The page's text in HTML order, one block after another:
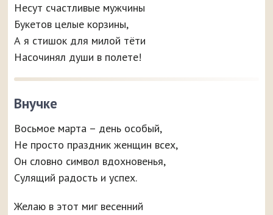
Несут счастливые мужчины
Букетов целые корзины,
А я стишок для милой тёти
Насочинял души в полете!
Внучке
Восьмое марта – день особый,
Не просто праздник женщин всех,
Он словно символ вдохновенья,
Сулящий радость и успех.
Желаю в этот миг весенний